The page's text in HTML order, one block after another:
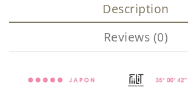
Description
Reviews (0)